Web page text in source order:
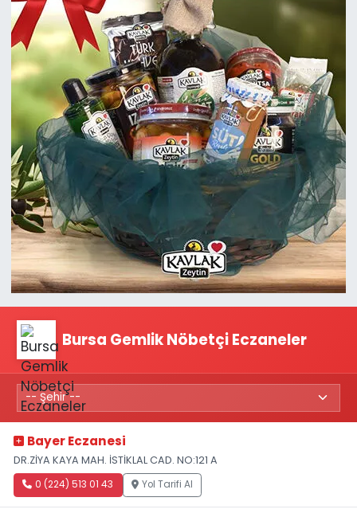
Bursa Gemlik Nöbetçi Eczaneler
Bayer Eczanesi
DR.ZİYA KAYA MAH. İSTİKLAL CAD. NO:121 A
0 (224) 513 01 43 Yol Tarifi Al